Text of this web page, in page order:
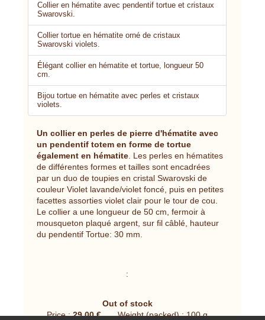
Collier en hématite avec pendentif tortue et cristaux
Swarovski.
Collier tortue en hématite orné de cristaux
Swarovski violets.
Élégant collier en hématite et tortue, longueur 50
cm.
Bijou tortue en hématite avec perles et cristaux
violets.
Un collier en perles de pierre d'hématite avec
un pendentif totem en forme de tortue
également en hématite . Les perles en hématites
de différentes formes et tailles sont encadrées
par un duo de toupies en cristal Swarovski de
couleur Violet lavande/violet foncé, puis en petites
facettes assorties violet clair pour le tour de cou.
Le collier a une longueur de 50 cm, fermoir à
mousqueton plaqué argent, sur fil câblé, hauteur
du pendentif Tortue: 30 mm.
:
Out of stock
Price :29.00 €Weight (packed) : 100 g